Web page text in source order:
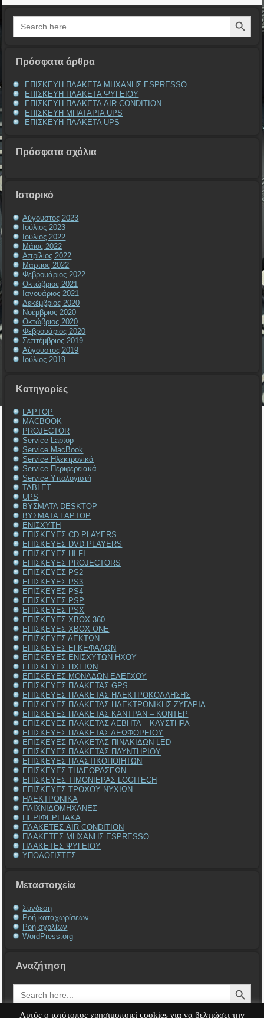
Search
for:
Search Button
Πρόσφατα άρθρα
ΕΠΙΣΚΕΥΗ ΠΛΑΚΕΤΑ ΜΗΧΑΝΗΣ ESPRESSO
ΕΠΙΣΚΕΥΗ ΠΛΑΚΕΤΑ ΨΥΓΕΙΟΥ
ΕΠΙΣΚΕΥΗ ΠΛΑΚΕΤΑ AIR CONDITION
ΕΠΙΣΚΕΥΗ ΜΠΑΤΑΡΙΑ UPS
ΕΠΙΣΚΕΥΗ ΠΛΑΚΕΤΑ UPS
Πρόσφατα σχόλια
Ιστορικό
Αύγουστος 2023
Ιούλιος 2023
Ιούλιος 2022
Μάιος 2022
Απρίλιος 2022
Μάρτιος 2022
Φεβρουάριος 2022
Οκτώβριος 2021
Ιανουάριος 2021
Δεκέμβριος 2020
Νοέμβριος 2020
Οκτώβριος 2020
Φεβρουάριος 2020
Σεπτέμβριος 2019
Αύγουστος 2019
Ιούλιος 2019
Kατηγορίες
LAPTOP
MACBOOK
PROJECTOR
Service Laptop
Service MacBook
Service Ηλεκτρονικά
Service Περιφερειακά
Service Υπολογιστή
TABLET
UPS
ΒΥΣΜΑΤΑ DESKTOP
ΒΥΣΜΑΤΑ LAPTOP
ΕΝΙΣΧΥΤΗ
ΕΠΙΣΚΕΥΕΣ CD PLAYERS
ΕΠΙΣΚΕΥΕΣ DVD PLAYERS
ΕΠΙΣΚΕΥΕΣ HI-FI
ΕΠΙΣΚΕΥΕΣ PROJECTORS
ΕΠΙΣΚΕΥΕΣ PS2
ΕΠΙΣΚΕΥΕΣ PS3
ΕΠΙΣΚΕΥΕΣ PS4
ΕΠΙΣΚΕΥΕΣ PSP
ΕΠΙΣΚΕΥΕΣ PSX
ΕΠΙΣΚΕΥΕΣ XBOX 360
ΕΠΙΣΚΕΥΕΣ XBOX ONE
ΕΠΙΣΚΕΥΕΣ ΔΕΚΤΩΝ
ΕΠΙΣΚΕΥΕΣ ΕΓΚΕΦΑΛΩΝ
ΕΠΙΣΚΕΥΕΣ ΕΝΙΣΧΥΤΩΝ ΗΧΟΥ
ΕΠΙΣΚΕΥΕΣ ΗΧΕΙΩΝ
ΕΠΙΣΚΕΥΕΣ ΜΟΝΑΔΩΝ ΕΛΕΓΧΟΥ
ΕΠΙΣΚΕΥΕΣ ΠΛΑΚΕΤΑΣ GPS
ΕΠΙΣΚΕΥΕΣ ΠΛΑΚΕΤΑΣ ΗΛΕΚΤΡΟΚΟΛΛΗΣΗΣ
ΕΠΙΣΚΕΥΕΣ ΠΛΑΚΕΤΑΣ ΗΛΕΚΤΡΟΝΙΚΗΣ ΖΥΓΑΡΙΑ
ΕΠΙΣΚΕΥΕΣ ΠΛΑΚΕΤΑΣ ΚΑΝΤΡΑΝ – ΚΟΝΤΕΡ
ΕΠΙΣΚΕΥΕΣ ΠΛΑΚΕΤΑΣ ΛΕΒΗΤΑ – ΚΑΥΣΤΗΡΑ
ΕΠΙΣΚΕΥΕΣ ΠΛΑΚΕΤΑΣ ΛΕΩΦΟΡΕΙΟΥ
ΕΠΙΣΚΕΥΕΣ ΠΛΑΚΕΤΑΣ ΠΙΝΑΚΙΔΩΝ LED
ΕΠΙΣΚΕΥΕΣ ΠΛΑΚΕΤΑΣ ΠΛΥΝΤΗΡΙΟΥ
ΕΠΙΣΚΕΥΕΣ ΠΛΑΣΤΙΚΟΠΟΙΗΤΩΝ
ΕΠΙΣΚΕΥΕΣ ΤΗΛΕΟΡΑΣΕΩΝ
ΕΠΙΣΚΕΥΕΣ ΤΙΜΟΝΙΕΡΑΣ LOGITECH
ΕΠΙΣΚΕΥΕΣ ΤΡΟΧΟΥ ΝΥΧΙΩΝ
ΗΛΕΚΤΡΟΝΙΚΑ
ΠΑΙΧΝΙΔΟΜΗΧΑΝΕΣ
ΠΕΡΙΦΕΡΕΙΑΚΑ
ΠΛΑΚΕΤΕΣ AIR CONDITION
ΠΛΑΚΕΤΕΣ ΜΗΧΑΝΗΣ ESPRESSO
ΠΛΑΚΕΤΕΣ ΨΥΓΕΙΟΥ
ΥΠΟΛΟΓΙΣΤΕΣ
Μεταστοιχεία
Σύνδεση
Ροή καταχωρίσεων
Ροή σχολίων
WordPress.org
Αναζήτηση
Search
for:
Search Button
Αυτός ο ιστότοπος χρησιμοποιεί cookies για να βελτιώσει την